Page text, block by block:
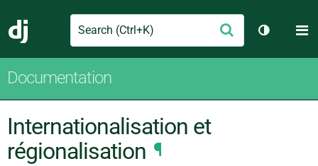
Django
Search Envoyer
Changer
Documentation
Internationalisation et
régionalisation ¶